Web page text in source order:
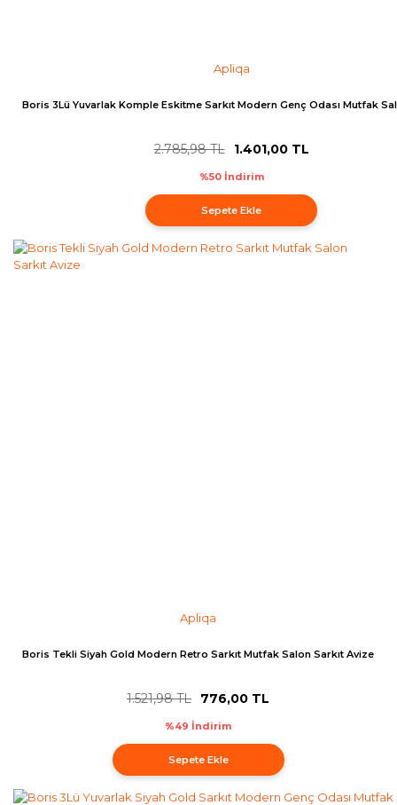
Apliqa
Boris 3Lü Yuvarlak Komple Eskitme Sarkıt Modern Genç Odası Mutfak
2.785,98 TL 1.401,00 TL
%50 İndirim
Sepete Ekle
Apliqa
Boris Tekli Siyah Gold Modern Retro Sarkıt Mutfak Salon Sarkıt Avize
1.521,98 TL 776,00 TL
%49 İndirim
Sepete Ekle